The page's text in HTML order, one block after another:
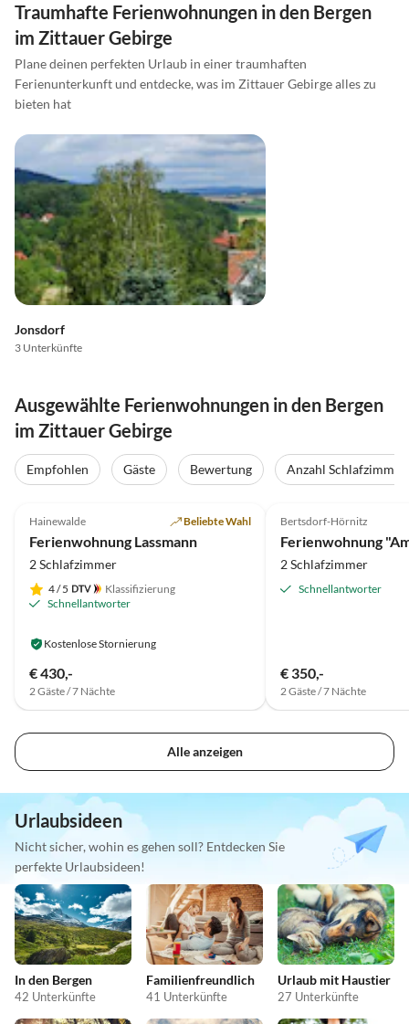
Traumhafte Ferienwohnungen in den Bergen
im Zittauer Gebirge
Plane deinen perfekten Urlaub in einer traumhaften
Ferienunterkunft und entdecke, was im Zittauer Gebirge alles zu
bieten hat
Jonsdorf
3 Unterkünfte
Ausgewählte Ferienwohnungen in den Bergen
im Zittauer Gebirge
Empfohlen Gäste Bewertung Anzahl Schlafzimmer
Hainewalde Beliebte Wahl
Ferienwohnung Lassmann
2 Schlafzimmer
4/ 5
Klassifizierung
Schnellantworter
Kostenlose Stornierung
€ 430,-
2 Gäste / 7 Nächte
Bertsdorf-Hörnitz
Ferienwohnung
2 Schlafzimmer
Schnellantworter
€ 350,-
2 Gäste / 7 Nächte
Alle anzeigen
Urlaubsideen
Nicht sicher, wohin es gehen soll? Entdecken Sie
perfekte Urlaubsideen!
In den Bergen
42 Unterkünfte
Familienfreundlich
41 Unterkünfte
Urlaub mit Haustier
27 Unterkünfte